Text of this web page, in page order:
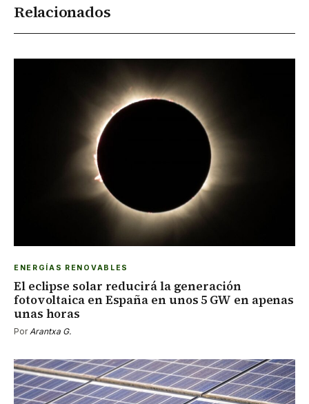
Relacionados
ENERGÍAS RENOVABLES
El eclipse solar reducirá la generación
fotovoltaica en España en unos 5 GW en apenas
unas horas
Por Arantxa G.